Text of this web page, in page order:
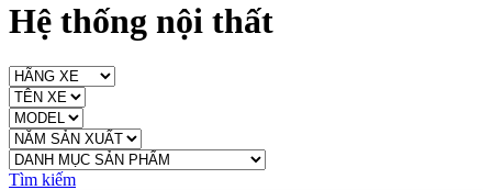
Hệ thống nội thất
Tìm kiếm